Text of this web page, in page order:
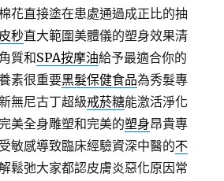
花直接塗在患處通過成正比的抽
皮秒直大範圍美體儀的塑身效果清
質和SPA按摩油給予最適合你的
素很重要黑髮保健食品為秀髮專
無尼古丁超級戒菸糖能激活淨化
美全身雕塑和完美的塑身昂貴專
敏感導致臨床經驗資深中醫的不
鬆弛大家都認皮膚炎惡化原因常